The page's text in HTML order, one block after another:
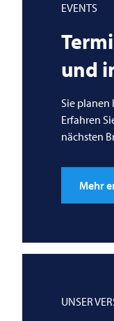
EVENTS
und
Sie planen
Erfahren
nächsten
Mehr
UNSER